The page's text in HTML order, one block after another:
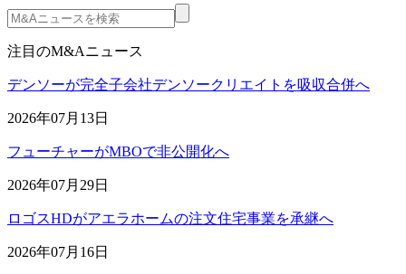
注目のM&Aニュース
デンソーが完全子会社デンソークリエイトを吸収合併へ
2026年07月13日
フューチャーがMBOで非公開化へ
2026年07月29日
ロゴスHDがアエラホームの注文住宅事業を承継へ
2026年07月16日